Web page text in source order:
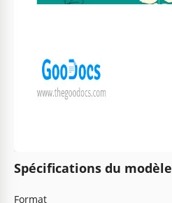
Spécifications du modèle
Format